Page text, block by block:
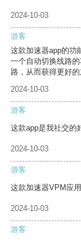
2024-10-03
游客
这款加速器app的功
一个自动切换线路
路，从而获得更好的
2024-10-03
游客
这款app是我社交的
2024-10-03
游客
这款加速器VPM应
2024-10-03
游客